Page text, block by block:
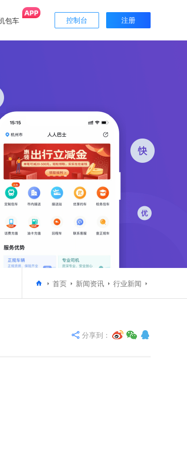
包车 控制台 注册
首页 新闻资讯 行业新闻
分享到：